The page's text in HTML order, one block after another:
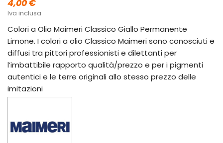
4,00 €
Iva inclusa
Colori a Olio Maimeri Classico Giallo Permanente
Limone. I colori a olio Classico Maimeri sono conosciuti e
diffusi tra pittori professionisti e dilettanti per
l’imbattibile rapporto qualità/prezzo e per i pigmenti
autentici e le terre originali allo stesso prezzo delle
imitazioni